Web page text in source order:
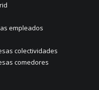
empleados
colectividades
comedores